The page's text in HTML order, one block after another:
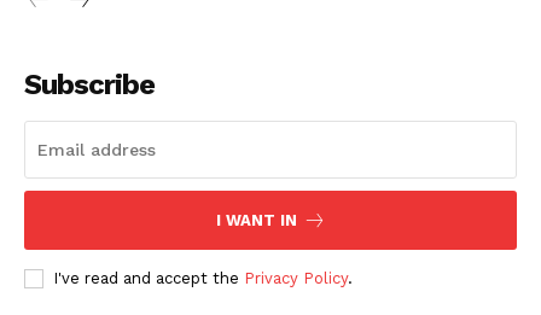
Subscribe
I WANT IN
I've read and accept the Privacy Policy.